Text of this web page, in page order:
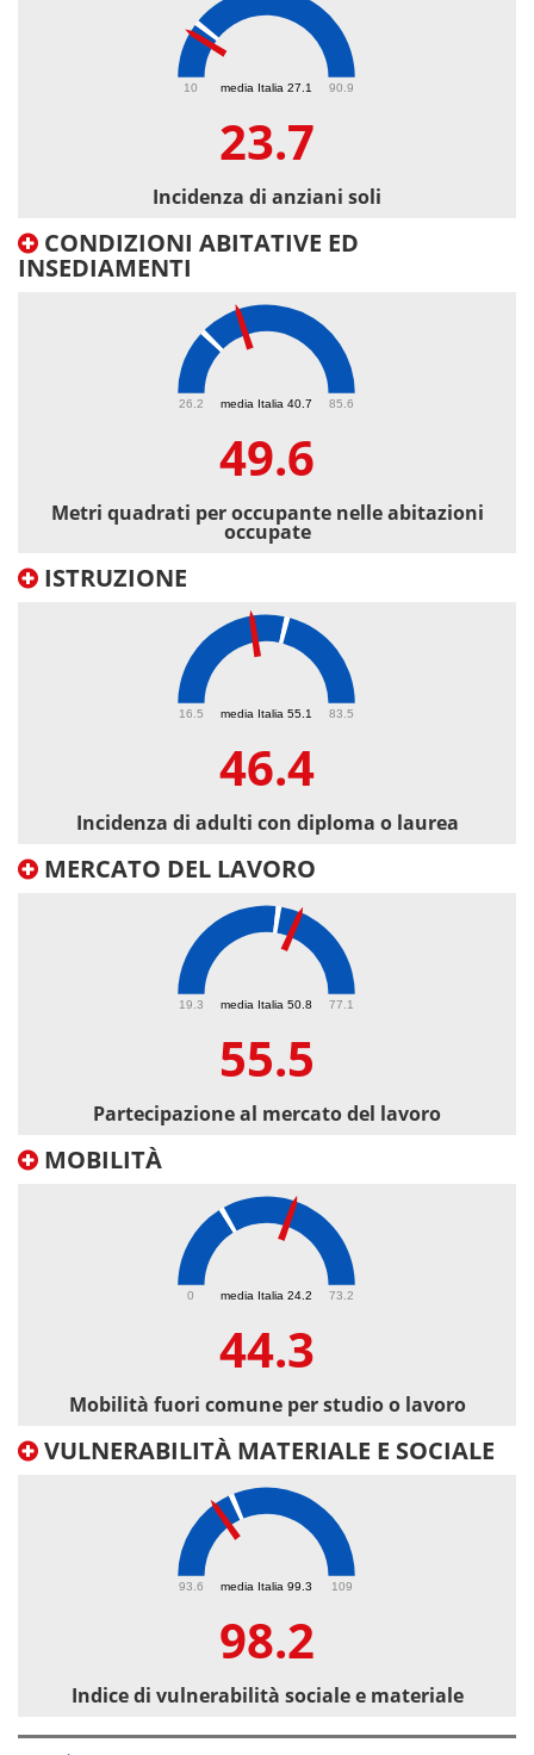
media Italia 27.1
10 90.9
23.7
Incidenza di anziani soli
CONDIZIONI ABITATIVE ED
INSEDIAMENTI
media Italia 40.7
26.2 85.6
49.6
Metri quadrati per occupante nelle abitazioni
occupate
ISTRUZIONE
media Italia 55.1
16.5 83.5
46.4
Incidenza di adulti con diploma o laurea
MERCATO DEL LAVORO
media Italia 50.8
19.3 77.1
55.5
Partecipazione al mercato del lavoro
MOBILITÀ
media Italia 24.2
0 73.2
44.3
Mobilità fuori comune per studio o lavoro
VULNERABILITÀ MATERIALE E SOCIALE
media Italia 99.3
93.6 109
98.2
Indice di vulnerabilità sociale e materiale